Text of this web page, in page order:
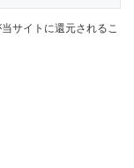
サイトに還元されるこ